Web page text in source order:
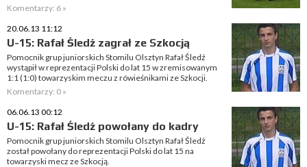
Komentarzy: 6 »
20.06.13 11:12
U-15: Rafał Śledź zagrał ze Szkocją
Pomocnik grup juniorskich Stomilu Olsztyn Rafał Śledź
wystąpił w reprezentacji Polski do lat 15 w zremisowanym
1:1 (1:0) towarzyskim meczu z rówieśnikami ze Szkocji.
Komentarzy: 0 »
06.06.13 00:12
U-15: Rafał Śledź powołany do kadry
Pomocnik grup juniorskich Stomilu Olsztyn Rafał Śledź
został powołany do reprezentacji Polski do lat 15 na
towarzyski mecz ze Szkocją.